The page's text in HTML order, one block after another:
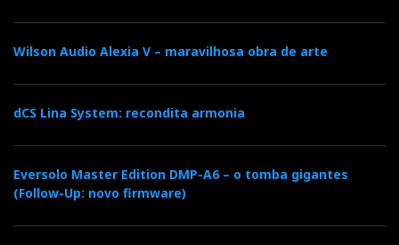
Wilson Audio Alexia V – maravilhosa obra de arte
dCS Lina System: recondita armonia
Eversolo Master Edition DMP-A6 – o tomba gigantes
(Follow-Up: novo firmware)